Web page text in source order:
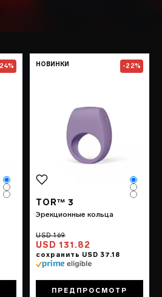
SORAYA Wave™
Color
Color
Color
Go to the
НОВИНКИ -22%
TOR™ 3
Эрекционные кольца
USD 131.82
Color
Color
Color
ПРЕДПРОСМОТР